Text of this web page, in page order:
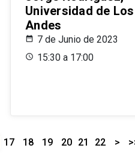
Universidad de Los
Andes
7 de Junio de 2023
15:30 a 17:00
17 18 19 20 21 22 >